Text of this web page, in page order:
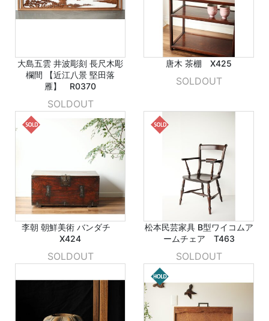
大島五雲 井波彫刻 長尺木彫
欄間 【近江八景 堅田落
雁】 R0370
SOLDOUT
唐木 茶棚 X425
SOLDOUT
李朝 朝鮮美術 バンダチ
X424
SOLDOUT
松本民芸家具 B型ワイコムア
ームチェア T463
SOLDOUT